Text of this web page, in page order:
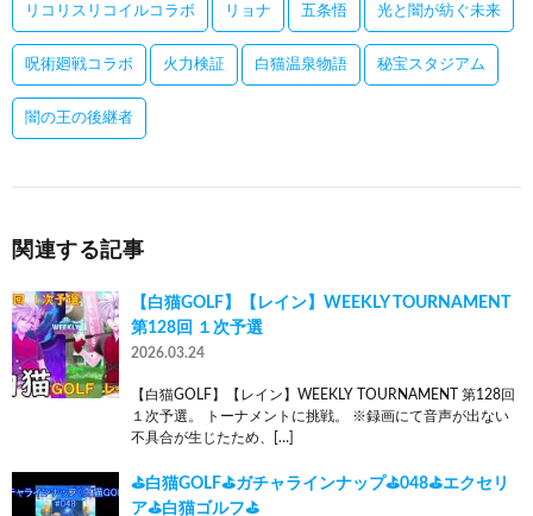
リコリスリコイルコラボ リョナ 五条悟 光と闇が紡ぐ未来
呪術廻戦コラボ 火力検証 白猫温泉物語 秘宝スタジアム
闇の王の後継者
関連する記事
【白猫GOLF】【レイン】WEEKLY TOURNAMENT
第128回 １次予選
2026.03.24
【白猫GOLF】【レイン】WEEKLY TOURNAMENT 第128回
１次予選。 トーナメントに挑戦。 ※録画にて音声が出ない
不具合が生じたため、[…]
⛳白猫GOLF⛳ガチャラインナップ⛳048⛳エクセリ
ア⛳白猫ゴルフ⛳